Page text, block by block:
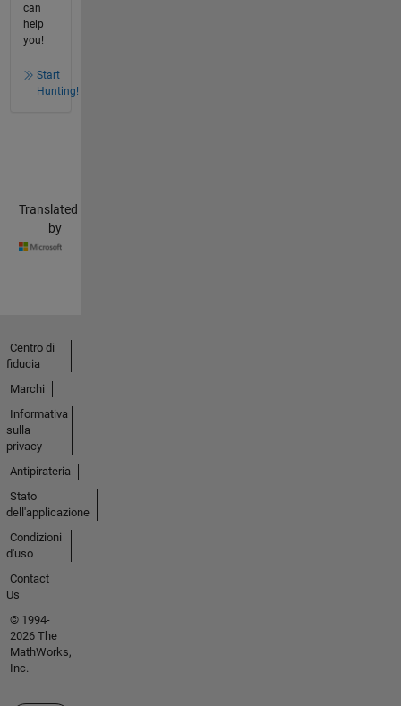
can
help
you!
Start
Hunting!
Translated
by
Centro di
fiducia
Marchi
Informativa
sulla
privacy
Antipirateria
Stato
dell'applicazione
Condizioni
d'uso
Contact
Us
© 1994-
2026 The
MathWorks,
Inc.